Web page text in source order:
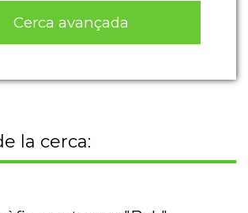
Cerca avançada
la cerca: